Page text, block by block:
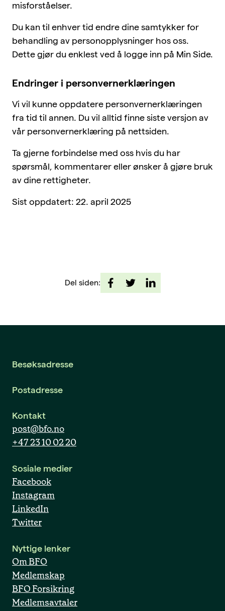
misforståelser.
Du kan til enhver tid endre dine samtykker for
behandling av personopplysninger hos oss.
Dette gjør du enklest ved å logge inn på Min Side.
Endringer i personvernerklæringen
Vi vil kunne oppdatere personvernerklæringen
fra tid til annen. Du vil alltid finne siste versjon av
vår personvernerklæring på nettsiden.
Ta gjerne forbindelse med oss hvis du har
spørsmål, kommentarer eller ønsker å gjøre bruk
av dine rettigheter.
Sist oppdatert: 22. april 2025
Del siden:
Besøksadresse
Postadresse
Kontakt
post@bfo.no
+47 23 10 02 20
Sosiale medier
Facebook
Instagram
LinkedIn
Twitter
Nyttige lenker
Om BFO
Medlemskap
BFO Forsikring
Medlemsavtaler